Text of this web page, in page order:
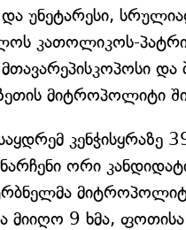
და უნეტარესი,
კათოლიკოს-
და
მიტროპოლიტი
კენჭისყრაზე
ორი
მიიღო 9 ხმა,